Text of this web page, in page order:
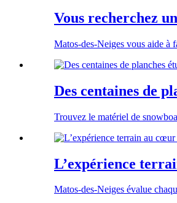
Vous recherchez
Matos-des-Neiges vous aide à
Des centaines de
Trouvez le matériel de
L’expérience
Matos-des-Neiges évalue